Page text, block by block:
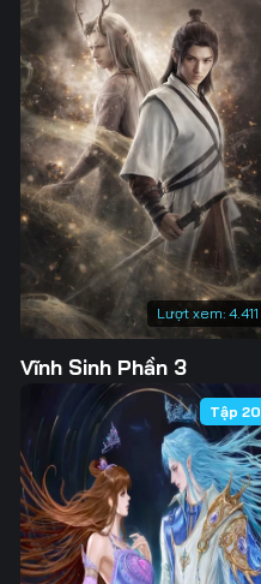
Lượt xem: 4.411
Vĩnh Sinh Phần 3
Tập 20